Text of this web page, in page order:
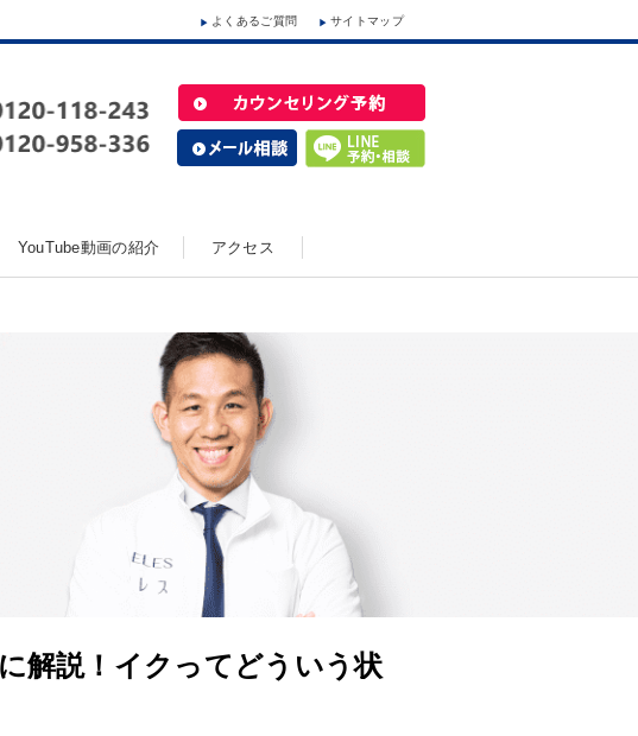
よくあるご質問 サイトマップ
YouTube動画の紹介 アクセス
解説！イクってどういう状